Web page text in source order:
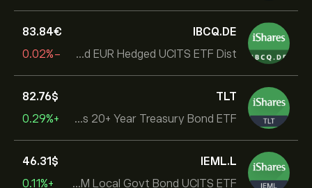
IBCQ.DE
iShares Global Corp Bond EUR Hedged UCITS ETF Dist
83.84‎€‎
-0.02%
TLT
iShares 20+ Year Treasury Bond ETF
82.76‎$‎
+0.29%
IEML.L
iShares J.P. Morgan EM Local Govt Bond UCITS ETF
46.31‎$‎
+0.11%